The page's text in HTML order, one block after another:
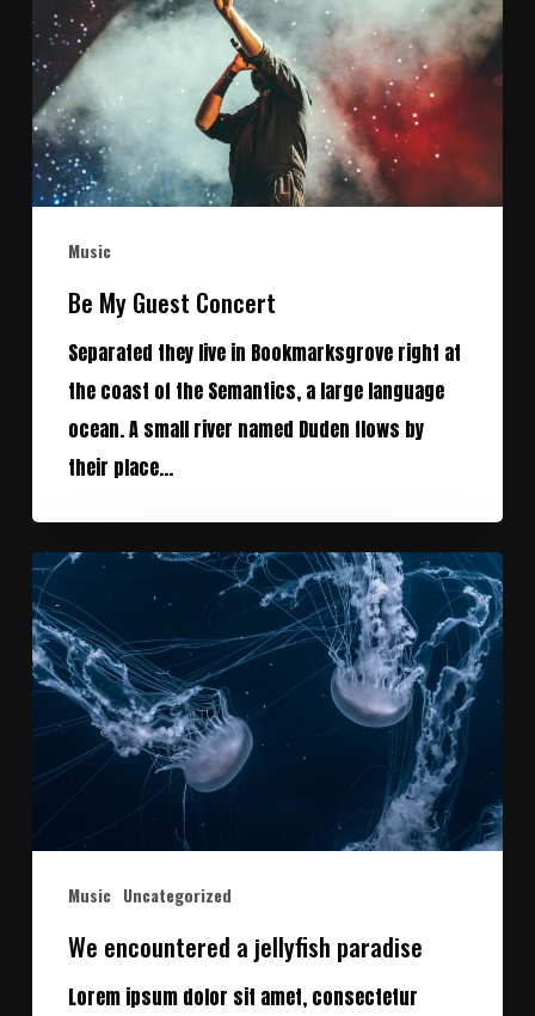
Concert
Music
Be My Guest Concert
Separated they live in Bookmarksgrove right at
the coast of the Semantics, a large language
ocean. A small river named Duden flows by
their place…
We
encountered
a
jellyfish
paradise
Music Uncategorized
We encountered a jellyfish paradise
Lorem ipsum dolor sit amet, consectetur